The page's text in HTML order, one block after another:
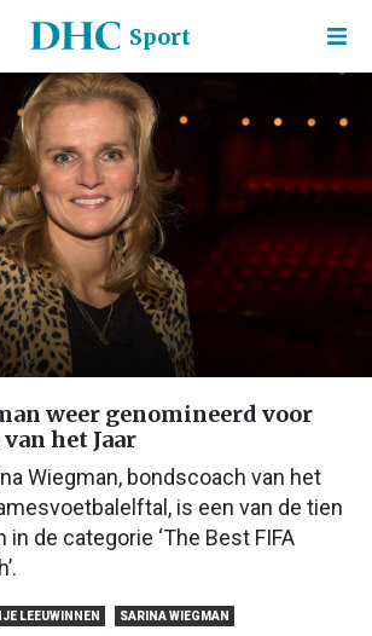
Sport
weer genomineerd voor
het Jaar
Wiegman, bondscoach van het
is een van de tien
de categorie ‘The Best FIFA
LEEUWINNEN SARINA WIEGMAN